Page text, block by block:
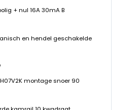
+ nul 16A 30mA B
en hendel geschakelde
montage snoer 90